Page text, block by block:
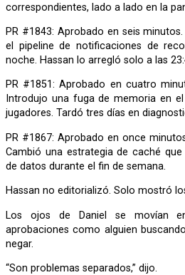
correspondientes, lado a lado en la
PR #1843: Aprobado en seis minutos. Cero comentarios. Rompió
el pipeline de notificaciones de
noche. Hassan lo arregló solo a las
PR #1851: Aprobado en cuatro minutos. Un emoji 👍 de Daniel.
Introdujo una fuga de memoria en
jugadores. Tardó tres días en
PR #1867: Aprobado en once minutos. Dos comentarios “LGTM”.
Cambió una estrategia de caché
de datos durante el fin de semana.
Hassan no editorializó. Solo mostró
Los ojos de Daniel se movían entre los incidentes y las
aprobaciones como alguien
negar.
“Son problemas separados,” dijo.